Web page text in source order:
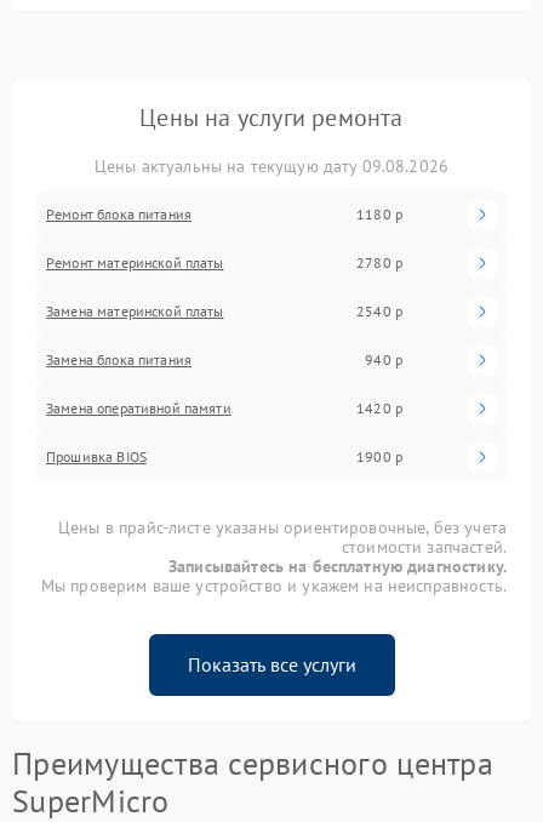
Цены на услуги ремонта
Цены актуальны на текущую дату 09.08.2026
Ремонт блока питания 1180 р
Ремонт материнской платы 2780 р
Замена материнской платы 2540 р
Замена блока питания 940 р
Замена оперативной памяти 1420 р
Прошивка BIOS 1900 р
Цены в прайс-листе указаны ориентировочные, без учета
стоимости запчастей.
Записывайтесь на бесплатную диагностику.
Мы проверим ваше устройство и укажем на неисправность.
Показать все услуги
Преимущества сервисного центра
SuperMicro